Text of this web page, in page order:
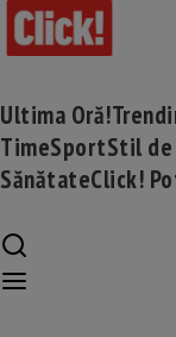
Ultima Oră!
TimeSportStil
SănătateClick!